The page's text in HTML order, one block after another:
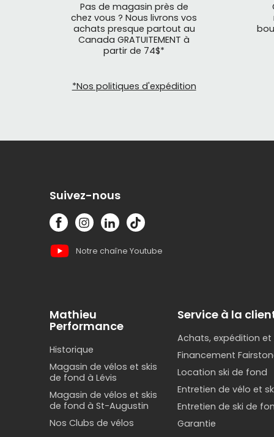
Pas de magasin près de
chez vous ? Nous livrons vos
achats presque partout au
Canada GRATUITEMENT à
partir de 74$*
*Nos politiques d'expédition
Suivez-nous
Notre chaîne Youtube
Mathieu
Performance
Historique
Magasin de vélos et skis
de fond à Lévis
Magasin de vélos et skis
de fond à St-Augustin
Nos Clubs de vélos
Service à la
Achats, expédition et
Financement
Location ski de fond
Entretien de vélo et
Entretien de ski de
Garantie